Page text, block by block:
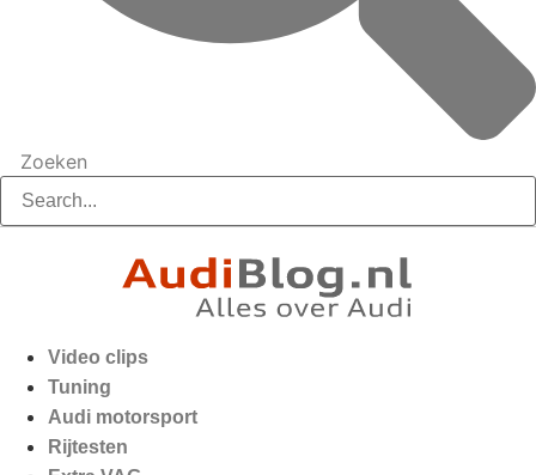
Zoeken
Video clips
Tuning
Audi motorsport
Rijtesten